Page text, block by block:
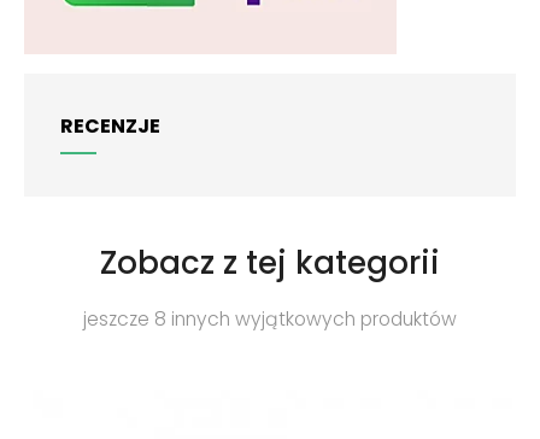
RECENZJE
Zobacz z tej kategorii
jeszcze 8 innych wyjątkowych produktów